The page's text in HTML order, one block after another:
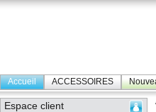
Accueil ACCESSOIRES
Espace client